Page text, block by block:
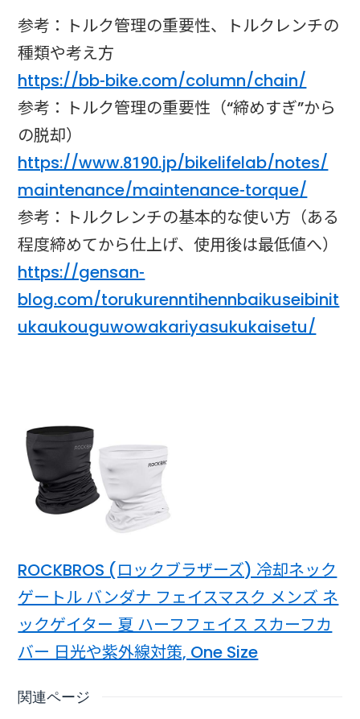
参考：トルク管理の重要性、トルクレンチの
種類や考え方
https://bb-bike.com/column/chain/
参考：トルク管理の重要性（“締めすぎ”から
の脱却）
https://www.8190.jp/bikelifelab/notes/
maintenance/maintenance-torque/
参考：トルクレンチの基本的な使い方（ある
程度締めてから仕上げ、使用後は最低値へ）
https://gensan-
blog.com/torukurenntihennbaikuseibinit
ukaukouguwowakariyasukukaisetu/
ROCKBROS (ロックブラザーズ) 冷却ネック
ゲートル バンダナ フェイスマスク メンズ ネ
ックゲイター 夏 ハーフフェイス スカーフカ
バー 日光や紫外線対策, One Size
関連ページ